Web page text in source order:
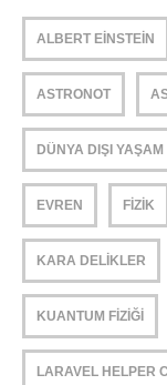
ALBERT EINSTEIN
ASTRONOT
DÜNYA DIŞI YAŞAM
EVREN FIZIK
KARA DELIKLER
KUANTUM FIZIĞI
LARAVEL HELPER